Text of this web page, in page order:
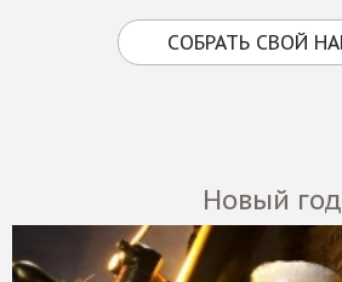
СОБРАТЬ СВОЙ
Новый год